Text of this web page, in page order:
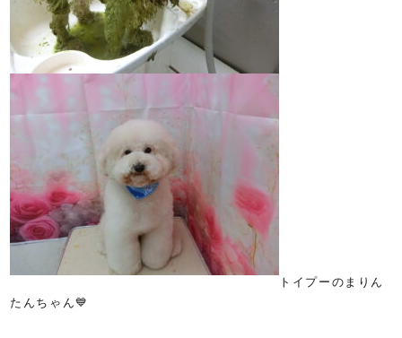
トイプーのまりん
たんちゃん💙